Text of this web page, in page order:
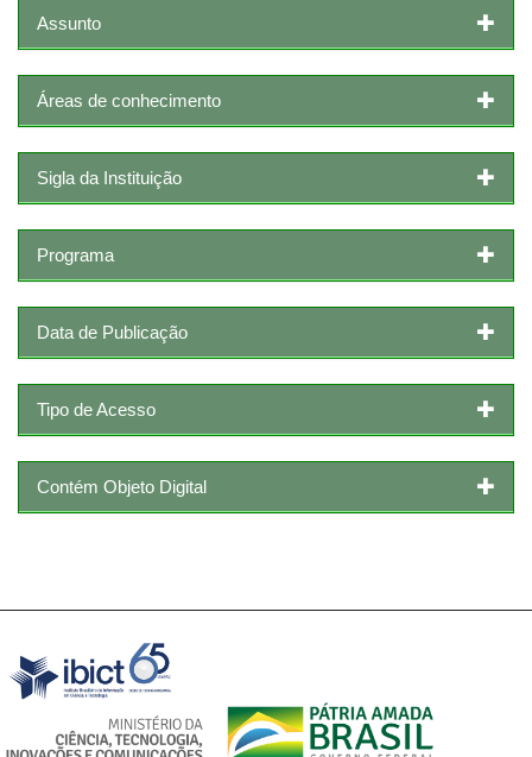
Assunto
Áreas de conhecimento
Sigla da Instituição
Programa
Data de Publicação
Tipo de Acesso
Contém Objeto Digital